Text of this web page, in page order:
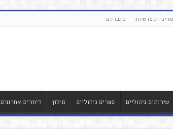
מדיניות פרטיות כתבו לנו
שירותים ניהוליים ספרים ניהוליים מילון דיוורים אחרונים